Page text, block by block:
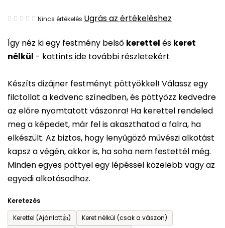
Így néz ki egy festmény belső kerettel és keret
nélkül - kattints ide további részletekért
Készíts dizájner festményt pöttyökkel! Válassz egy
filctollat a kedvenc színedben, és pöttyözz kedvedre
az előre nyomtatott vászonra! Ha kerettel rendeled
meg a képedet, már fel is akaszthatod a falra, ha
elkészült. Az biztos, hogy lenyűgöző művészi alkotást
kapsz a végén, akkor is, ha soha nem festettél még.
Minden egyes pöttyel egy lépéssel közelebb vagy az
egyedi alkotásodhoz.
Keretezés
Kerettel (Ajánlott👍)
Keret nélkül (csak a vászon)
A
átlagos
értékelése
ből
0,0
csillag.
Nincs értékelés Ugrás az értékeléshez